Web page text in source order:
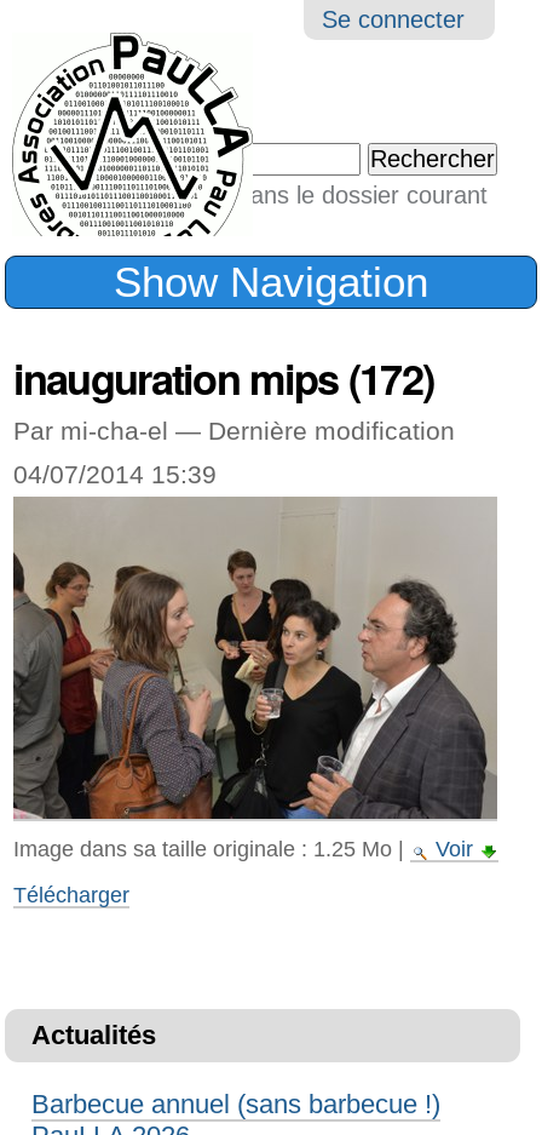
Outils
Se connecter
Chercher par
Seulement dans le dossier courant
Recherche
Show Navigation
inauguration mips (172)
Par mi-cha-el — Dernière modification
04/07/2014 15:39
Image dans sa taille originale : 1.25 Mo|
Voir
Télécharger
Actualités
Barbecue annuel (sans barbecue !)